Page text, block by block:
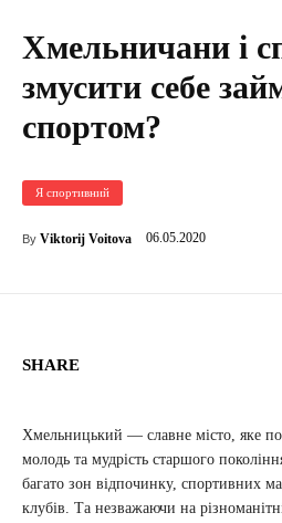
Хмельничани і
змусити себе
спортом?
Я спортивний
By Viktorij Voitova 06.05.2020
SHARE
Хмельницький — славне місто, яке
молодь та мудрість старшого
багато зон відпочинку, спортивних
клубів. Та незважаючи на